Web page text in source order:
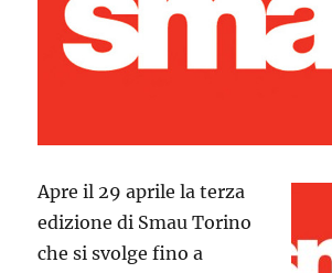
Apre il 29 aprile la terza
edizione di Smau Torino
che si svolge fino a